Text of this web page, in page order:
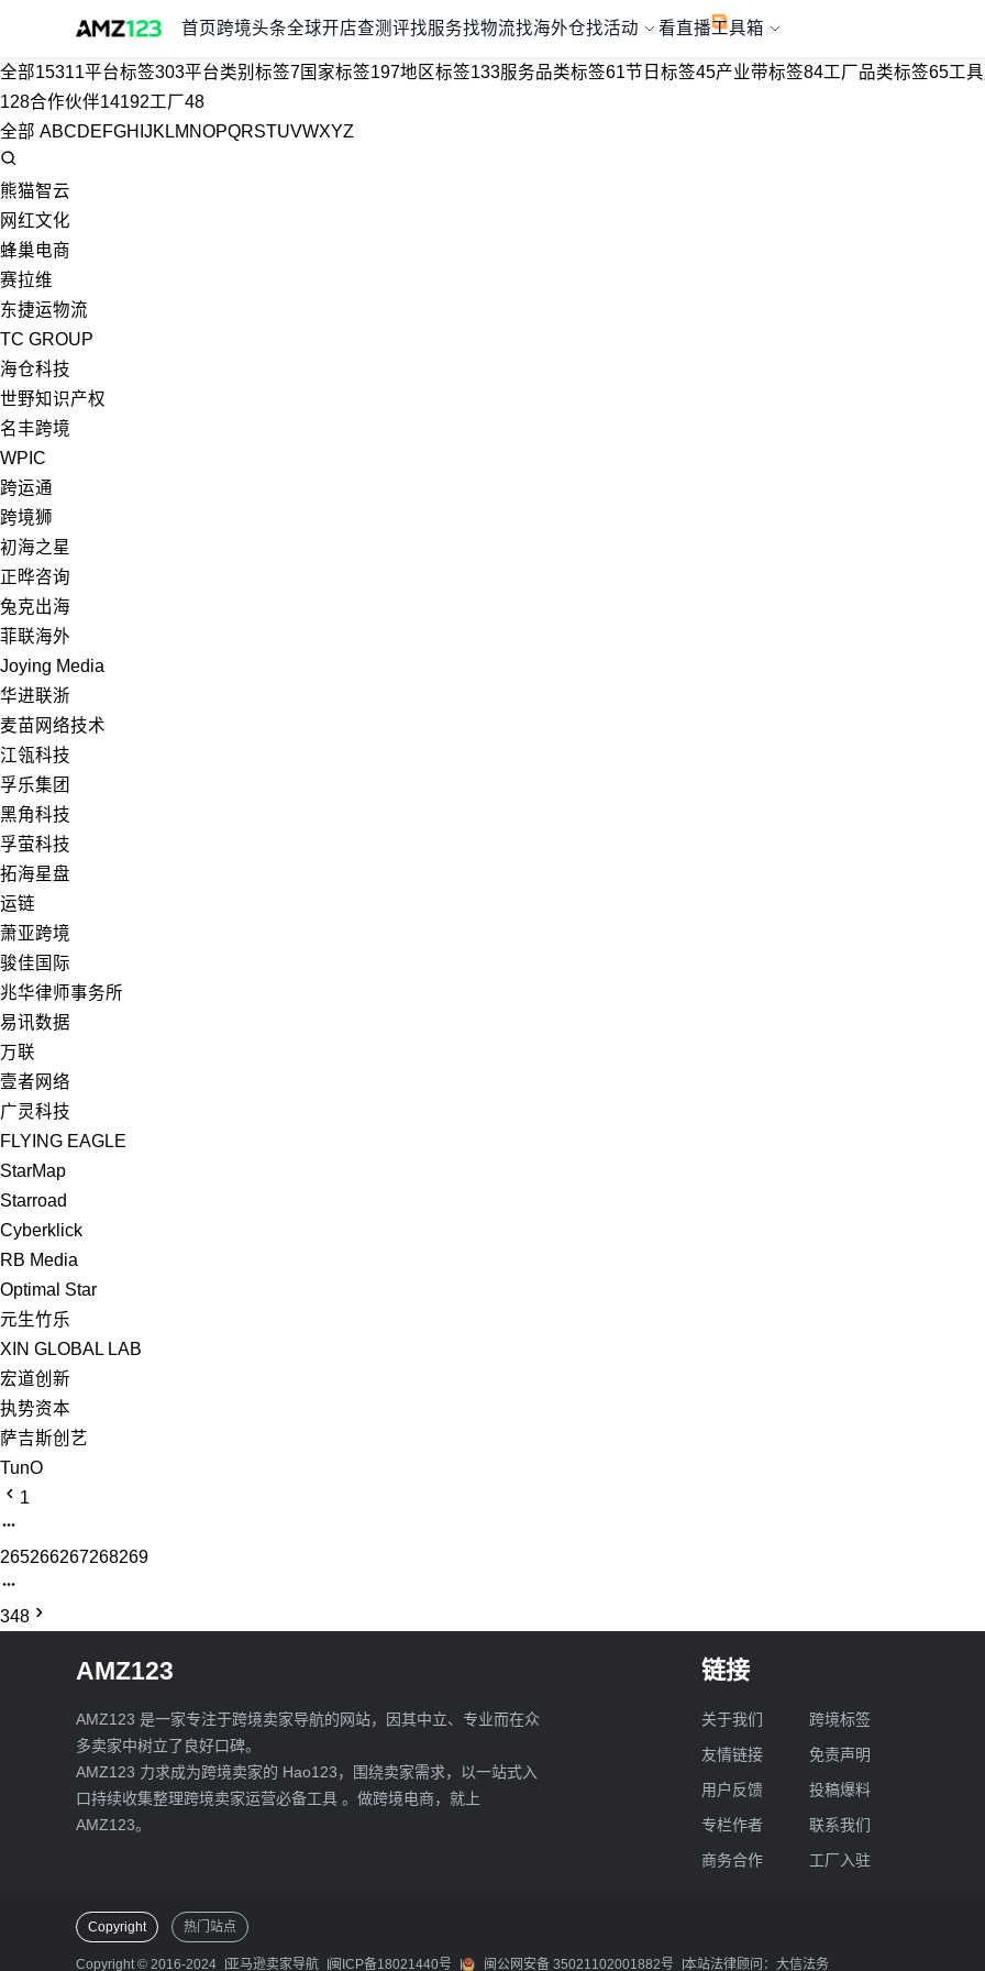
首页 跨境头条全球开店查测评找服务找物流找海外仓找活动 看直播工具箱
全部15311平台标签303平台类别标签7国家标签197地区标签133服务品类标签61节日标签45产业带标签84工厂品类标签65工
128合作伙伴14192工厂48
全部 ABCDEFGH JK LM NOPQRSTUVWXYZ
熊猫智云
网红文化
蜂巢电商
赛拉维
东捷运物流
TC GROUP
海仓科技
世野知识产权
名丰跨境
WPIC
跨运通
跨境狮
初海之星
正晔咨询
兔克出海
菲联海外
Joying Media
华进联浙
麦苗网络技术
江瓴科技
孚乐集团
黑角科技
孚萤科技
拓海星盘
运链
萧亚跨境
骏佳国际
兆华律师事务所
易讯数据
万联
壹者网络
广灵科技
FLYING EAGLE
StarMap
Starroad
Cyberklick
RB Media
Optimal Star
元生竹乐
XIN GLOBAL LAB
宏道创新
执势资本
萨吉斯创艺
TunO
1
265266267268269
348
AMZ123
AMZ123 是一家专注于跨境卖家导航的网站，因其中立、专业而在众
多卖家中树立了良好口碑。
AMZ123 力求成为跨境卖家的 Hao123，围绕卖家需求，以一站式入
口持续收集整理跨境卖家运营必备工具 。做跨境电商，就上
AMZ123。
链接
关于我们
跨境标签
友情链接
免责声明
用户反馈
投稿爆料
专栏作者
联系我们
商务合作
工厂入驻
Copyright 热门站点
Copyright © 2016-2024 亚马逊卖家导航 闽ICP备18021440号 闽公网安备 35021102001882号 本站法律顾问：大信法务